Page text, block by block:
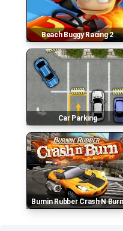
Beach Buggy Racing 2
Car Parking
Burnin Rubber Crash N Burn